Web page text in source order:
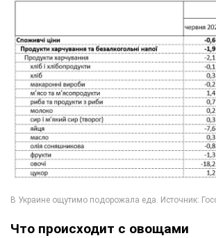
Что происходит с овощами